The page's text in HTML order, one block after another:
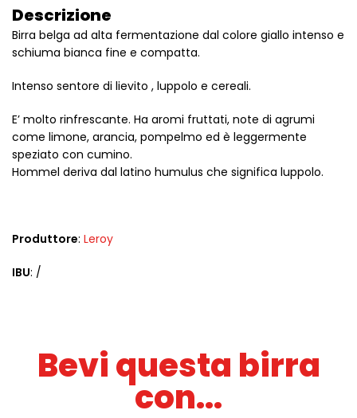
Descrizione
Birra belga ad alta fermentazione dal colore giallo intenso e
schiuma bianca fine e compatta.
Intenso sentore di lievito , luppolo e cereali.
E’ molto rinfrescante. Ha aromi fruttati, note di agrumi
come limone, arancia, pompelmo ed è leggermente
speziato con cumino.
Hommel deriva dal latino humulus che significa luppolo.
Produttore: Leroy
IBU: /
Bevi questa birra
con...